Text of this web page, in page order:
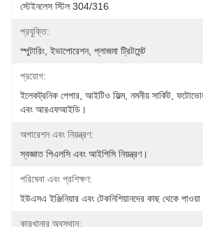
স্টেইনলেস স্টিল 304/316
প্রযুক্তি:
স্পুটারিং, ইভাপোরেশন, প্লাজমা ট্রিটমেন্ট
প্রয়োগ:
ইলেকট্রনিক পেপার, আইটিও ফিল্ম, নমনীয় সার্কিট,
এবং আরএফআইডি।
অপারেশন এবং নিয়ন্ত্রণ:
স্বজ্ঞাত পিএলসি এবং আইপিসি নিয়ন্ত্রণ।
পরিষেবা এবং প্রশিক্ষণ:
ইউএসএ ইঞ্জিনিয়ার এবং টেকনিশিয়ানদের কাছ থেকে পাওয়া
কারখানার অবস্থান: